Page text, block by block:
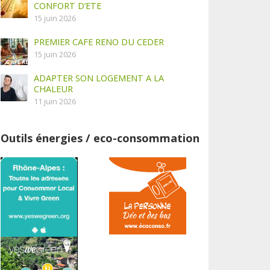
CONFORT D’ETE
15 juin 2026
PREMIER CAFE RENO DU CEDER
15 juin 2026
ADAPTER SON LOGEMENT A LA
CHALEUR
11 juin 2026
Outils énergies / eco-consommation